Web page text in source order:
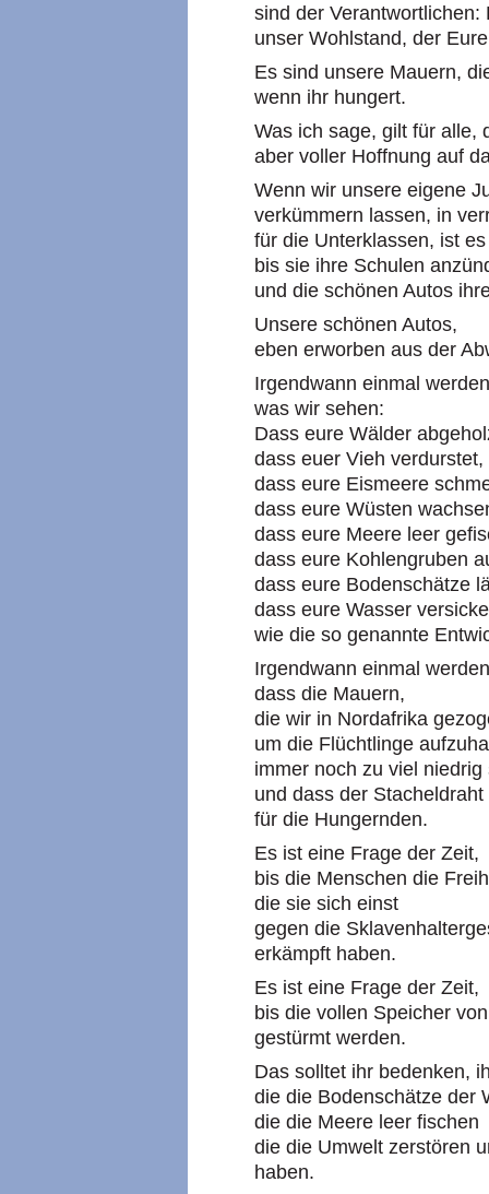
sind der
unser Wohlstand, der
Es sind unsere Mauern,
wenn ihr hungert.
Was ich sage, gilt für alle,
aber voller Hoffnung auf
Wenn wir unsere eigene
verkümmern lassen, in
für die Unterklassen, ist
bis sie ihre Schulen
und die schönen Autos
Unsere schönen Autos,
eben erworben aus der
Irgendwann einmal
was wir sehen:
Dass eure Wälder
dass euer Vieh verdurstet,
dass eure Eismeere
dass eure Wüsten
dass eure Meere leer
dass eure Kohlengruben
dass eure Bodenschätze
dass eure Wasser
wie die so genannte
Irgendwann einmal
dass die Mauern,
die wir in Nordafrika
um die Flüchtlinge
immer noch zu viel niedrig
und dass der
für die Hungernden.
Es ist eine Frage der Zeit,
bis die Menschen die
die sie sich einst
gegen die
erkämpft haben.
Es ist eine Frage der Zeit,
bis die vollen Speicher
gestürmt werden.
Das solltet ihr bedenken,
die die Bodenschätze der
die die Meere leer fischen
die die Umwelt zerstören
haben.